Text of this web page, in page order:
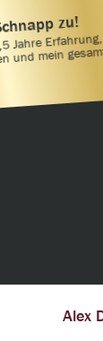
zu!
Jahre Erfahrung,
und mein
Alex